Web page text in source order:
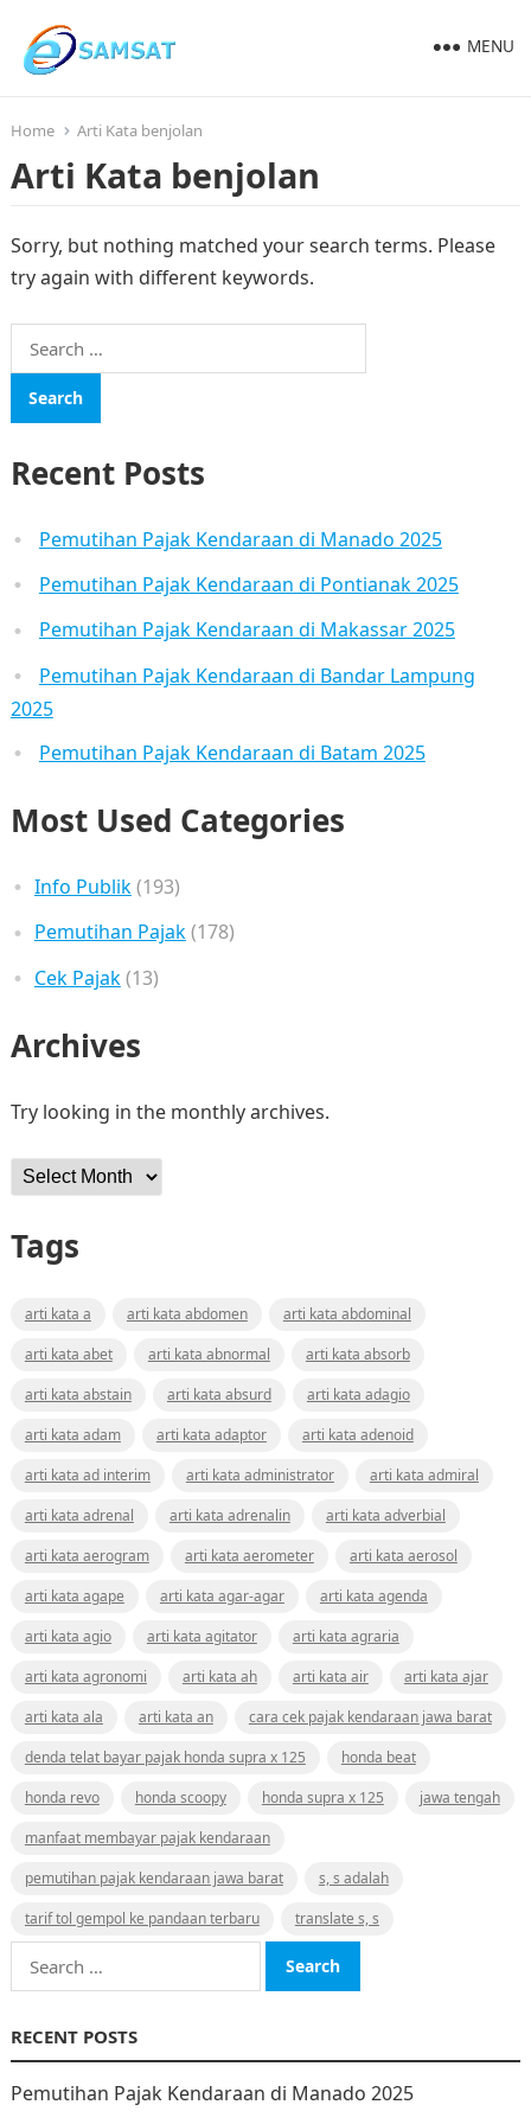
MENU
Home Arti Kata benjolan
Arti Kata benjolan
Sorry, but nothing matched your search terms. Please
try again with different keywords.
Search
for:
Recent Posts
Pemutihan Pajak Kendaraan di Manado 2025
Pemutihan Pajak Kendaraan di Pontianak 2025
Pemutihan Pajak Kendaraan di Makassar 2025
Pemutihan Pajak Kendaraan di Bandar Lampung
2025
Pemutihan Pajak Kendaraan di Batam 2025
Most Used Categories
Info Publik(193)
Pemutihan Pajak(178)
Cek Pajak(13)
Archives
Try looking in the monthly archives.
Archives
Tags
arti kata a arti kata abdomen
arti kata abdominal
arti kata abet
arti kata abnormal
arti kata absorb
arti kata abstain
arti kata absurd
arti kata adagio
arti kata adam
arti kata adaptor
arti kata adenoid
arti kata ad interim
arti kata administrator
arti kata admiral
arti kata adrenal
arti kata adrenalin
arti kata adverbial
arti kata aerogram
arti kata aerometer
arti kata aerosol
arti kata agape
arti kata agar-agar
arti kata agenda
arti kata agio
arti kata agitator
arti kata agraria
arti kata agronomi
arti kata ah arti kata air
arti kata ajar
arti kata ala
arti kata an
cara cek pajak kendaraan jawa barat
denda telat bayar pajak honda supra x 125
honda beat
honda revo
honda scoopy honda supra x 125
jawa tengah
manfaat membayar pajak kendaraan
pemutihan pajak kendaraan jawa barat
s, s adalah
tarif tol gempol ke pandaan terbaru
translate s, s
Search
for:
RECENT POSTS
Pemutihan Pajak Kendaraan di Manado 2025